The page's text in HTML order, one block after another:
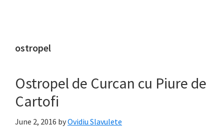
ostropel
Ostropel de Curcan cu Piure de
Cartofi
June 2, 2016 byOvidiu Slavulete